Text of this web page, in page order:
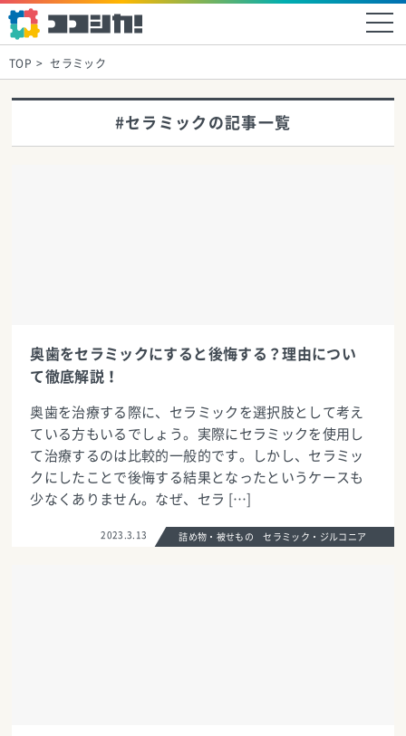
TOP セラミック
#セラミックの記事一覧
奥歯をセラミックにすると後悔する？理由につい
て徹底解説！
奥歯を治療する際に、セラミックを選択肢として考え
ている方もいるでしょう。実際にセラミックを使用し
て治療するのは比較的一般的です。しかし、セラミッ
クにしたことで後悔する結果となったというケースも
少なくありません。なぜ、セラ […]
2023.3.13 詰め物・被せもの セラミック・ジルコニア